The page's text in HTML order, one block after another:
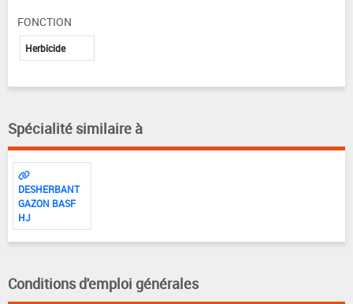
FONCTION
Herbicide
Spécialité similaire à
DESHERBANT
GAZON BASF
HJ
Conditions d'emploi générales